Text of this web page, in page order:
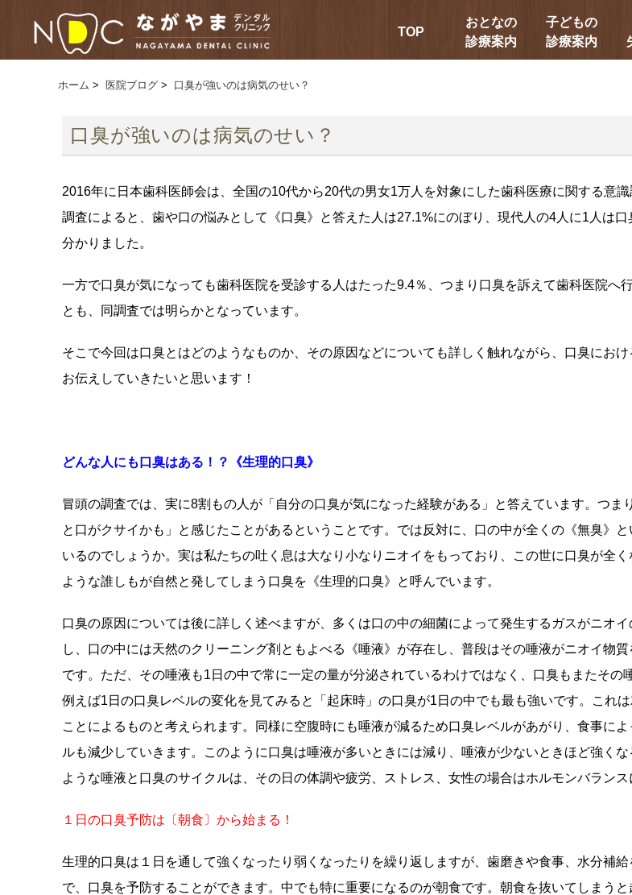
TOP
おとなの
診療案内
子どもの
診療案内
ホーム > 医院ブログ > 口臭が強いのは病気のせい？
口臭が強いのは病気のせい？
2016年に日本歯科医師会は、全国の10代から20代の男女1万人を対象にした歯科医療に関する意
調査によると、歯や口の悩みとして《口臭》と答えた人は27.1%にのぼり、現代人の4人に1人は
分かりました。
一方で口臭が気になっても歯科医院を受診する人はたった9.4％、つまり口臭を訴えて歯科医院へ
とも、同調査では明らかとなっています。
そこで今回は口臭とはどのようなものか、その原因などについても詳しく触れながら、口臭にお
お伝えしていきたいと思います！
どんな人にも口臭はある！？《生理的口臭》
冒頭の調査では、実に8割もの人が「自分の口臭が気になった経験がある」と答えています。つま
と口がクサイかも」と感じたことがあるということです。では反対に、口の中が全くの《無臭》
いるのでしょうか。実は私たちの吐く息は大なり小なりニオイをもっており、この世に口臭が全
ような誰しもが自然と発してしまう口臭を《生理的口臭》と呼んでいます。
口臭の原因については後に詳しく述べますが、多くは口の中の細菌によって発生するガスがニオ
し、口の中には天然のクリーニング剤ともよべる《唾液》が存在し、普段はその唾液がニオイ物
です。ただ、その唾液も1日の中で常に一定の量が分泌されているわけではなく、口臭もまたその
例えば1日の口臭レベルの変化を見てみると「起床時」の口臭が1日の中でも最も強いです。これ
ことによるものと考えられます。同様に空腹時にも唾液が減るため口臭レベルがあがり、食事に
ルも減少していきます。このように口臭は唾液が多いときには減り、唾液が少ないときほど強く
ような唾液と口臭のサイクルは、その日の体調や疲労、ストレス、女性の場合はホルモンバランス
１日の口臭予防は〔朝食〕から始まる！
生理的口臭は１日を通して強くなったり弱くなったりを繰り返しますが、歯磨きや食事、水分補
で、口臭を予防することができます。中でも特に重要になるのが朝食です。朝食を抜いてしまう